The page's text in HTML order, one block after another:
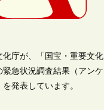
化庁が、「国宝・重要文化
緊急状況調査結果（アンケ
発表しています。